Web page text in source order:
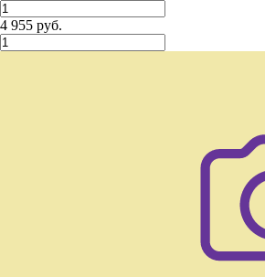
4 955 руб.